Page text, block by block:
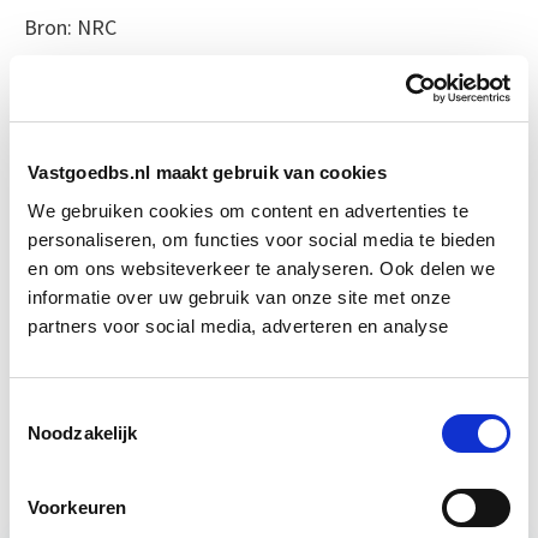
Vastgoedbs.nl maakt gebruik van cookies
We gebruiken cookies om content en advertenties te
personaliseren, om functies voor social media te bieden
en om ons websiteverkeer te analyseren. Ook delen we
informatie over uw gebruik van onze site met onze
partners voor social media, adverteren en analyse
Noodzakelijk
Voorkeuren
Bron: NRC
Boeiend verhaal? Duik dan eens
in deze opleidingen:
Integraal Vastgoedadviseur
(BOEI)
Start Direct
starten
Integraal Vastgoedinspecteur
(BOEI)
Start Direct
starten
Arbo – Toegankelijkheid